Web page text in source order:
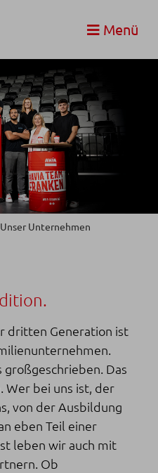
Menü
Unser Unternehmen
dritten Generation ist
Das
Wer bei uns ist, der
von der Ausbildung
eben Teil einer
leben wir auch mit
Ob